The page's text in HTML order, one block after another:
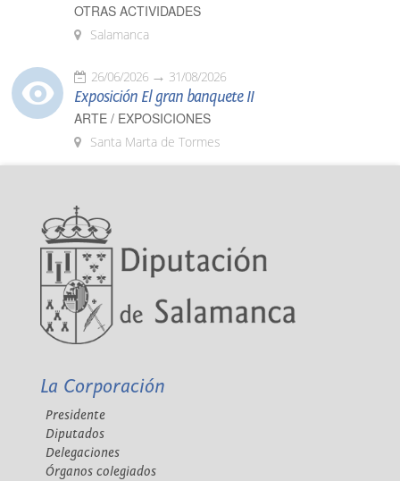
OTRAS ACTIVIDADES
Salamanca
26/06/2026 31/08/2026
Exposición El gran banquete II
ARTE / EXPOSICIONES
Santa Marta de Tormes
La Corporación
Presidente
Diputados
Delegaciones
Órganos colegiados